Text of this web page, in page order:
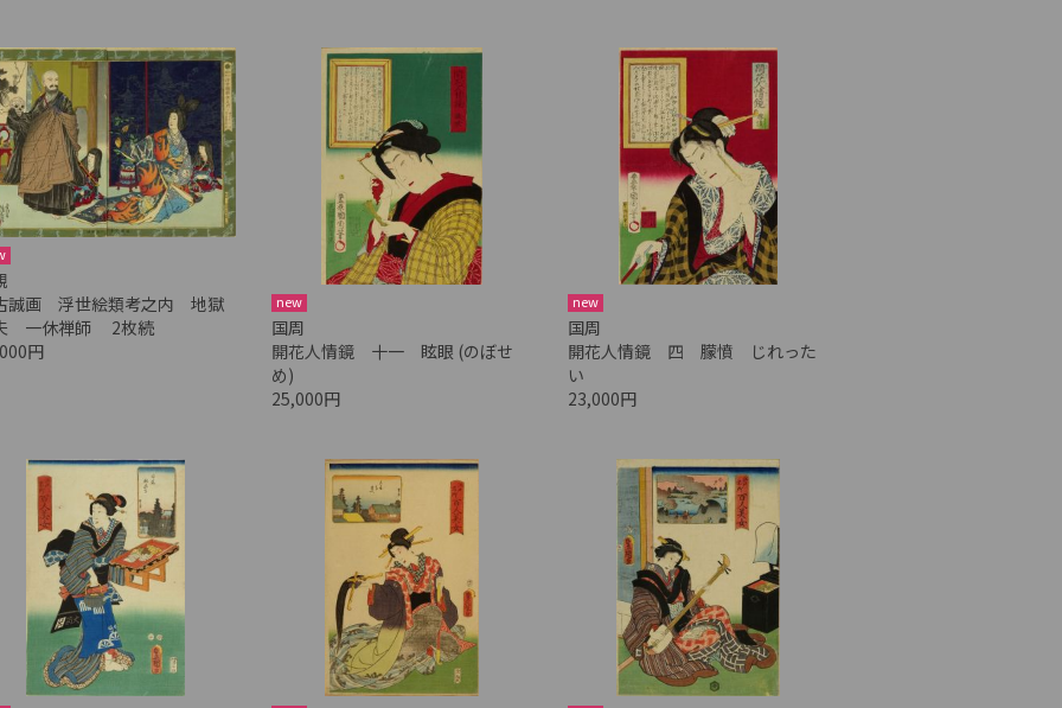
誠画 浮世絵類考之内 地獄
一休禅師 2枚続
円
new
国周
開花人情鏡 十一 眩眼 (のぼせ
め)
25,000円
new
国周
開花人情鏡 四 朦憤 じれった
い
23,000円